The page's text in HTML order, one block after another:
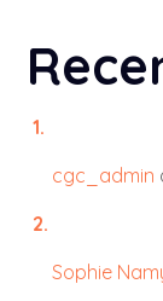
cgc_admin
Sophie